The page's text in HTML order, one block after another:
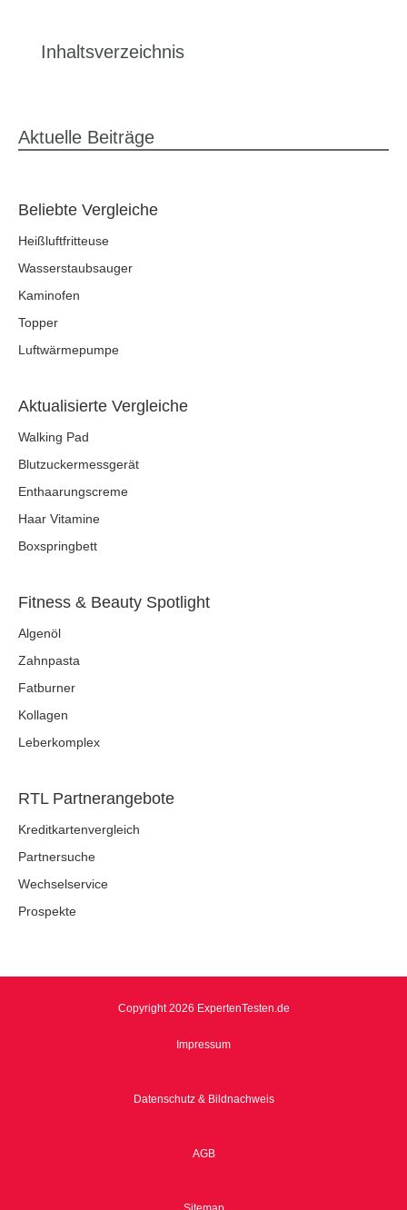
Inhaltsverzeichnis
Aktuelle Beiträge
Beliebte Vergleiche
Heißluftfritteuse
Wasserstaubsauger
Kaminofen
Topper
Luftwärmepumpe
Aktualisierte Vergleiche
Walking Pad
Blutzuckermessgerät
Enthaarungscreme
Haar Vitamine
Boxspringbett
Fitness & Beauty Spotlight
Algenöl
Zahnpasta
Fatburner
Kollagen
Leberkomplex
RTL Partnerangebote
Kreditkartenvergleich
Partnersuche
Wechselservice
Prospekte
Copyright 2026 ExpertenTesten.de
Impressum
Datenschutz & Bildnachweis
AGB